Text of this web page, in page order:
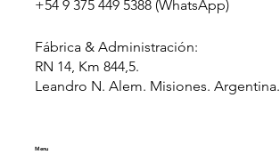
+54 9 375 449 5388 (WhatsApp)
Fábrica & Administración:
RN 14, Km 844,5.
Leandro N. Alem. Misiones. Argentina.
Menu